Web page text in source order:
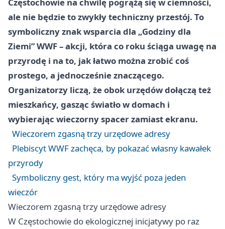
ale nie będzie to zwykły techniczny przestój. To
symboliczny znak wsparcia dla „Godziny dla
Ziemi” WWF – akcji, która co roku ściąga uwagę na
przyrodę i na to, jak łatwo można zrobić coś
prostego, a jednocześnie znaczącego.
Organizatorzy liczą, że obok urzędów dołączą też
mieszkańcy, gasząc światło w domach i
wybierając wieczorny spacer zamiast ekranu.
Wieczorem zgasną trzy urzędowe adresy
Plebiscyt WWF zachęca, by pokazać własny kawałek
przyrody
Symboliczny gest, który ma wyjść poza jeden
wieczór
Wieczorem zgasną trzy urzędowe adresy
W Częstochowie do ekologicznej inicjatywy po raz